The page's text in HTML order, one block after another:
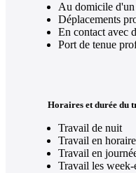
Au domicile
Déplacements
En contact avec
Port de tenue
Horaires et durée du
Travail de nuit
Travail en
Travail en
Travail les week-